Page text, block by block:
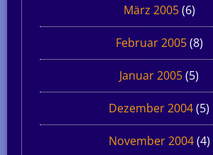
März 2005(6)
Februar 2005(8)
Januar 2005(5)
Dezember 2004(5)
November 2004(4)